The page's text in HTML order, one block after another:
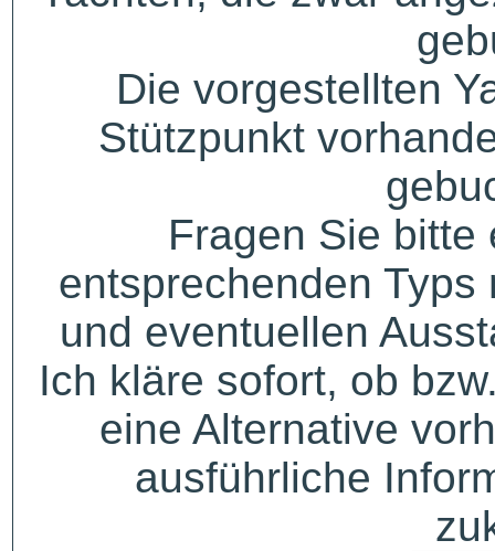
Die vorgestellten
Stützpunkt
Fragen Sie bitte
entsprechenden
und eventuellen
Ich kläre sofort, ob
eine Alternative
ausführliche